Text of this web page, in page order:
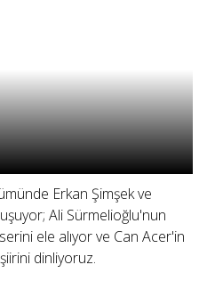
Erkan Şimşek ve
Ali Sürmelioğlu'nun
ele alıyor ve Can Acer'in
dinliyoruz.